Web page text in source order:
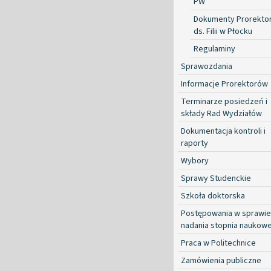
Dokumenty
ds. Filii w Płocku
Regulaminy
Sprawozdania
Informacje Prorektorów
Terminarze posiedzeń i
składy Rad Wydziałów
Dokumentacja kontroli i
raporty
Wybory
Sprawy Studenckie
Szkoła doktorska
Postępowania w sprawie
nadania stopnia
Praca w Politechnice
Zamówienia publiczne